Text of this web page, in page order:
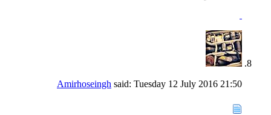
Amirhoseingh said: Tuesday 12 July 2016 21:50